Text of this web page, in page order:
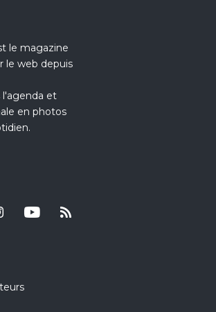
le magazine
le web depuis
l'agenda et
en photos